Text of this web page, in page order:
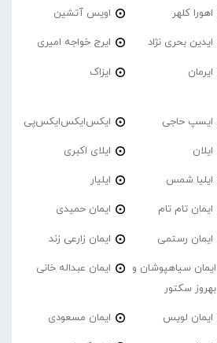
اهورا کلهر اویس آتشین
ایدین بحری نژاد ایرج خواجه امیری
ایرمان ایزاک
ایسپ حاجی ایکس‌ایکس‌ایکس‌پی
ایلان ایلای اکبری
ایلیا شمس ایلیار
ایمان تام تام ایمان حمیدی
ایمان رستمی ایمان زارعی زند
ایمان سیاهپوشان و
بهروز سکتور
ایمان عبداله خانی
ایمان لویس ایمان مسعودی